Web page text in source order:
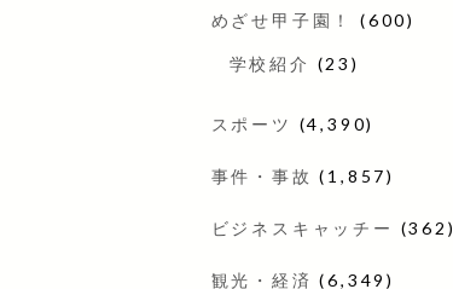
めざせ甲子園！ (600)
学校紹介 (23)
スポーツ (4,390)
事件・事故 (1,857)
ビジネスキャッチー (362)
観光・経済 (6,349)